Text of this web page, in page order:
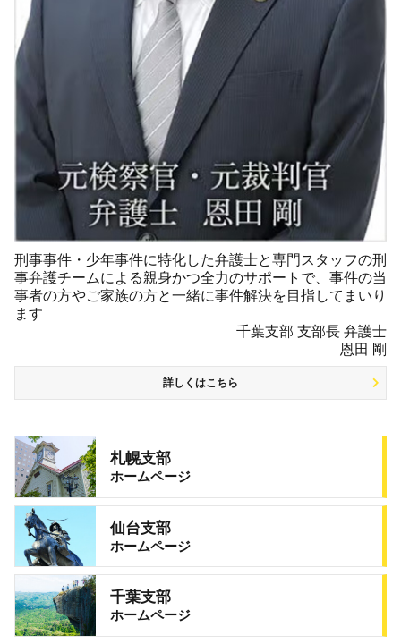
刑事事件・少年事件に特化した弁護士と専門スタッフの刑
事弁護チームによる親身かつ全力のサポートで、事件の当
事者の方やご家族の方と一緒に事件解決を目指してまいり
ます
千葉支部 支部長 弁護士
恩田 剛
詳しくはこちら
札幌支部
ホームページ
仙台支部
ホームページ
千葉支部
ホームページ